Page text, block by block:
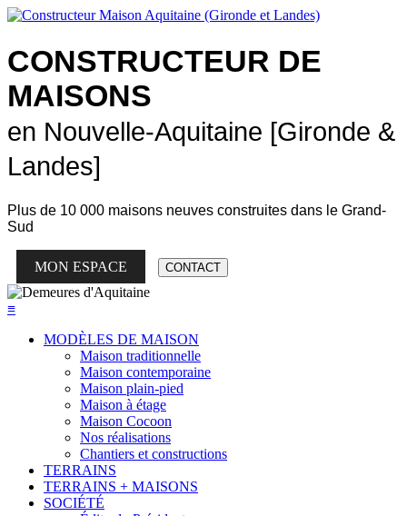
CONSTRUCTEUR DE
MAISONS
en Nouvelle-Aquitaine [Gironde &
Landes]
Plus de 10 000 maisons neuves construites dans le Grand-
Sud
MON ESPACE CONTACT
≡
MODÈLES DE MAISON
Maison traditionnelle
Maison contemporaine
Maison plain-pied
Maison à étage
Maison Cocoon
Nos réalisations
Chantiers et constructions
TERRAINS
TERRAINS + MAISONS
SOCIÉTÉ